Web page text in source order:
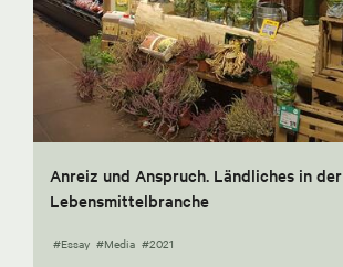
Anreiz und Anspruch. Ländliches in der
Lebensmittelbranche
#Essay #Media #2021